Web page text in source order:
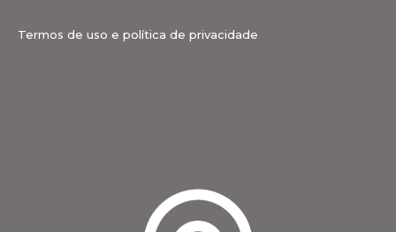
Termos de uso e política de privacidade